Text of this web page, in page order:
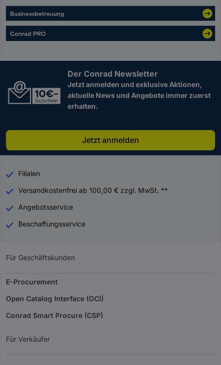
Der Conrad Newsletter
Jetzt anmelden und exklusive Aktionen,
aktuelle News und Angebote immer zuerst
erhalten.
Jetzt anmelden
Filialen
Versandkostenfrei ab 100,00 € zzgl. MwSt. **
Angebotsservice
Beschaffungsservice
Für Geschäftskunden
E-Procurement
Open Catalog Interface (OCI)
Conrad Smart Procure (CSP)
Für Verkäufer